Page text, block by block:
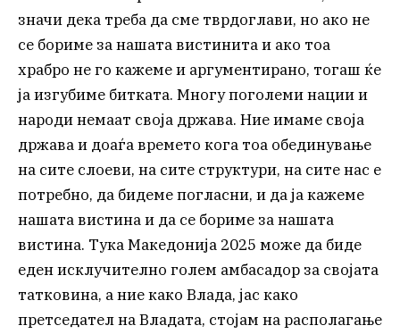
значи дека треба да сме тврдоглави, но ако не
се бориме за нашата вистинита и ако тоа
храбро не го кажеме и аргументирано, тогаш ќе
ја изгубиме битката. Многу поголеми нации и
народи немаат своја држава. Ние имаме своја
држава и доаѓа времето кога тоа обединување
на сите слоеви, на сите структури, на сите нас е
потребно, да бидеме погласни, и да ја кажеме
нашата вистина и да се бориме за нашата
вистина. Тука Македонија 2025 може да биде
еден исклучително голем амбасадор за својата
татковина, а ние како Влада, јас како
претседател на Владата, стојам на располагање